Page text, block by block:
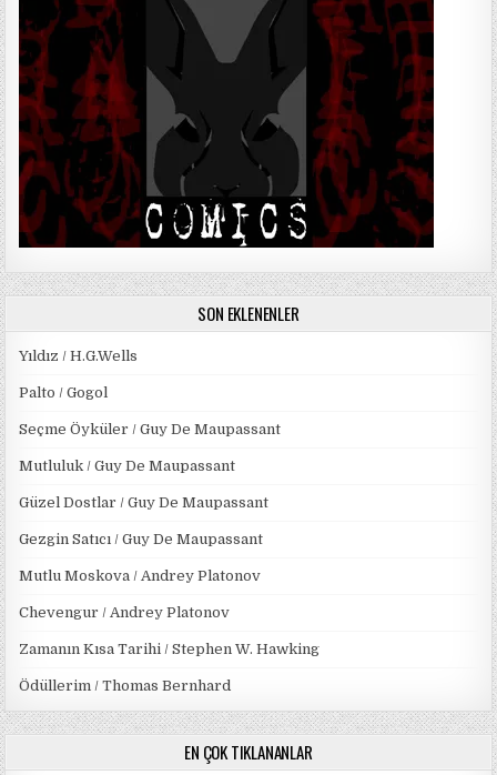
SON EKLENENLER
Yıldız / H.G.Wells
Palto / Gogol
Seçme Öyküler / Guy De Maupassant
Mutluluk / Guy De Maupassant
Güzel Dostlar / Guy De Maupassant
Gezgin Satıcı / Guy De Maupassant
Mutlu Moskova / Andrey Platonov
Chevengur / Andrey Platonov
Zamanın Kısa Tarihi / Stephen W. Hawking
Ödüllerim / Thomas Bernhard
EN ÇOK TIKLANANLAR